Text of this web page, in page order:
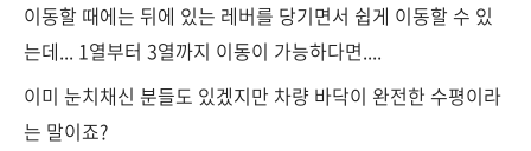
이동할 때에는 뒤에 있는 레버를 당기면서 쉽게 이동할 수 있
는데... 1열부터 3열까지 이동이 가능하다면....
이미 눈치채신 분들도 있겠지만 차량 바닥이 완전한 수평이라
는 말이죠?